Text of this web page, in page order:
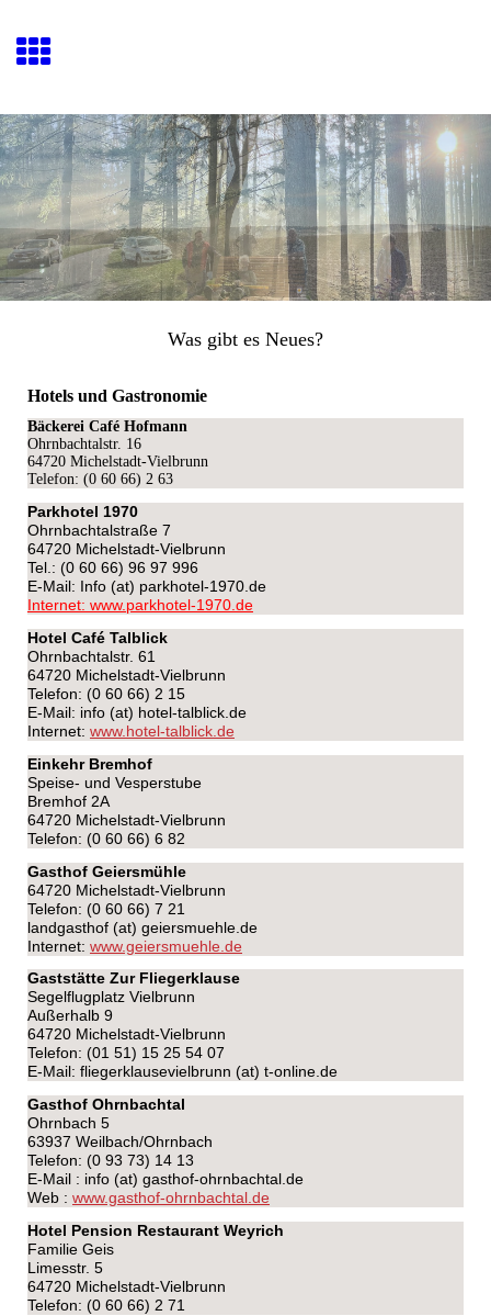
Was gibt es Neues?
Hotels und Gastronomie
Bäckerei Café Hofmann
Ohrnbachtalstr. 16
64720 Michelstadt-Vielbrunn
Telefon: (0 60 66) 2 63
Parkhotel 1970
Ohrnbachtalstraße 7
64720 Michelstadt-Vielbrunn
Tel.: (0 60 66) 96 97 996
E-Mail: Info (at) parkhotel-1970.de
Internet: www.parkhotel-1970.de
Hotel Café Talblick
Ohrnbachtalstr. 61
64720 Michelstadt-Vielbrunn
Telefon: (0 60 66) 2 15
E-Mail: info (at) hotel-talblick.de
Internet: www.hotel-talblick.de
Einkehr Bremhof
Speise- und Vesperstube
Bremhof 2A
64720 Michelstadt-Vielbrunn
Telefon: (0 60 66) 6 82
Gasthof Geiersmühle
64720 Michelstadt-Vielbrunn
Telefon: (0 60 66) 7 21
landgasthof (at) geiersmuehle.de
Internet: www.geiersmuehle.de
Gaststätte Zur Fliegerklause
Segelflugplatz Vielbrunn
Außerhalb 9
64720 Michelstadt-Vielbrunn
Telefon: (01 51) 15 25 54 07
E-Mail: fliegerklausevielbrunn (at) t-online.de
Gasthof Ohrnbachtal
Ohrnbach 5
63937 Weilbach/Ohrnbach
Telefon: (0 93 73) 14 13
E-Mail : info (at) gasthof-ohrnbachtal.de
Web : www.gasthof-ohrnbachtal.de
Hotel Pension Restaurant Weyrich
Familie Geis
Limesstr. 5
64720 Michelstadt-Vielbrunn
Telefon: (0 60 66) 2 71